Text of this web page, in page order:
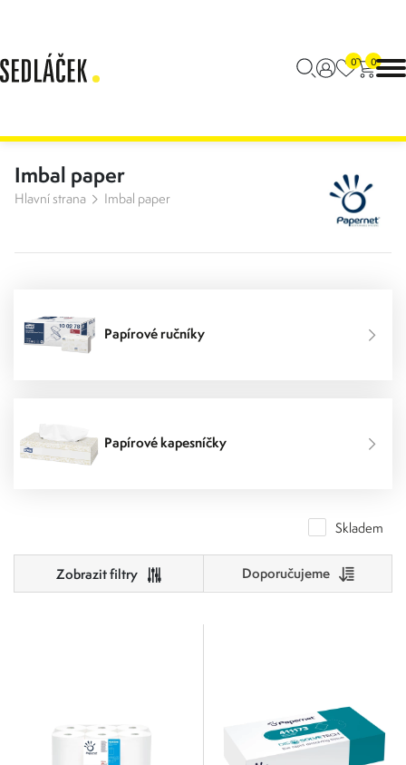
0 0
Imbal paper
Hlavní strana Imbal paper
Papírové ručníky
Papírové kapesníčky
Skladem
Doporučujeme